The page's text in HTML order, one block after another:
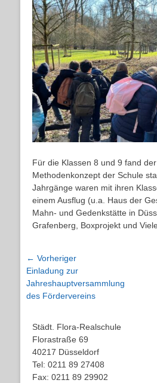
Für die Klassen 8 und 9 fand
Methodenkonzept der Schule
Jahrgänge waren mit ihren
einem Ausflug (u.a. Haus der
Mahn- und Gedenkstätte in
Grafenberg, Boxprojekt und
Beitragsnavigation
← Vorheriger
Vorheriger
Beitrag:
Einladung zur
Jahreshauptversammlung
des Fördervereins
Städt. Flora-Realschule
Florastraße 69
40217 Düsseldorf
Tel: 0211 89 27408
Fax: 0211 89 29902